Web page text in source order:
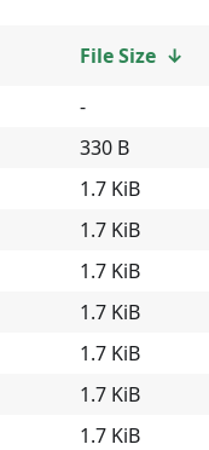
File Size ↓
-
330 B
1.7 KiB
1.7 KiB
1.7 KiB
1.7 KiB
1.7 KiB
1.7 KiB
1.7 KiB